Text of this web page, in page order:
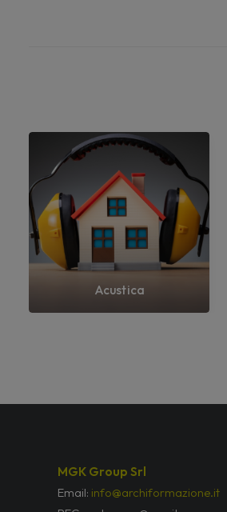
Acustica
MGK Group Srl
Email: info@archiformazione.it